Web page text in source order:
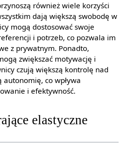
również wiele korzyści
dają większą swobodę w
mogą dostosować swoje
i potrzeb, co pozwala im
z prywatnym. Ponadto,
zwiększać motywację i
czują większą kontrolę nad
co wpływa
i efektywność.
elastyczne